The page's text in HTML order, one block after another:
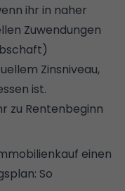
ihr in naher
Zuwendungen
Zinsniveau,
ist.
zu Rentenbeginn
einen
So